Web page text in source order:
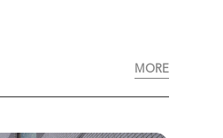
MORE